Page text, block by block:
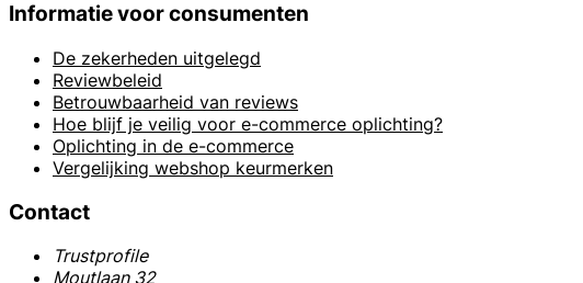
Informatie voor consumenten
De zekerheden uitgelegd
Reviewbeleid
Betrouwbaarheid van reviews
Hoe blijf je veilig voor e-commerce oplichting?
Oplichting in de e-commerce
Vergelijking webshop keurmerken
Contact
Trustprofile
Moutlaan 32